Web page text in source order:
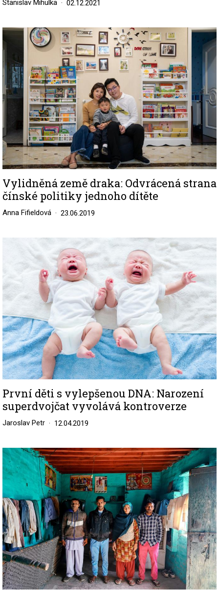
Stanislav Mihulka 02.12.2021
Image
Vylidněná země draka: Odvrácená strana
čínské politiky jednoho dítěte
Anna Fifieldová 23.06.2019
První děti s vylepšenou DNA: Narození
superdvojčat vyvolává kontroverze
Jaroslav Petr 12.04.2019
Image